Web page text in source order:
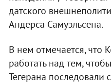
датского
Андерса Самуэльсена.
В нем отмечается, что
работать над тем,
Тегерана последовали